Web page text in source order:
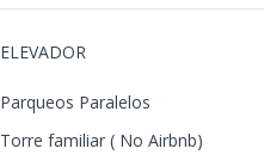
ELEVADOR
Parqueos Paralelos
Torre familiar ( No Airbnb)